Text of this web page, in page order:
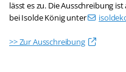
lässt es zu. Die Ausschreibung
bei Isolde König unter
>> Zur Ausschreibung